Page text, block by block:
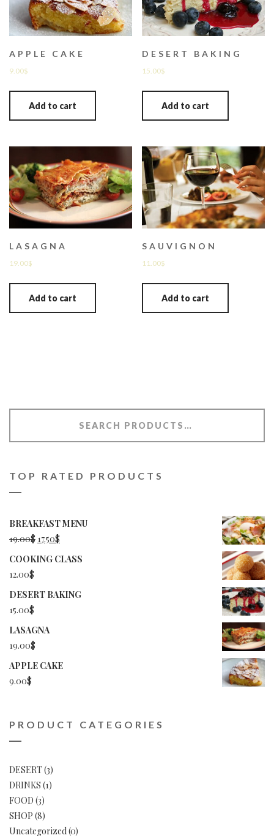
APPLE CAKE
9.00$
Add to cart
DESERT BAKING
15.00$
Add to cart
LASAGNA
19.00$
Add to cart
SAUVIGNON
11.00$
Add to cart
TOP RATED PRODUCTS
BREAKFAST MENU
19.00$ Original
price
17.50$
price
COOKING CLASS
12.00$
DESERT BAKING
15.00$
LASAGNA
19.00$
APPLE CAKE
9.00$
PRODUCT CATEGORIES
DESERT(3)
DRINKS (1)
FOOD (3)
SHOP (8)
Uncategorized(0)